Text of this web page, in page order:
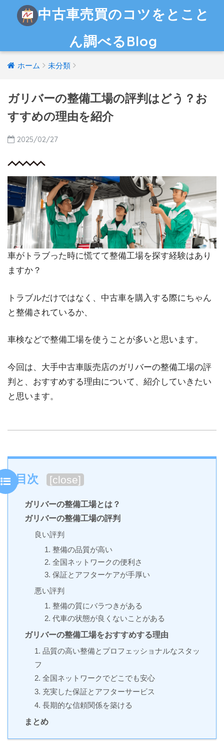
中古車売買のコツをとこと
ん調べるBlog
ホーム 未分類
ガリバーの整備工場の評判はどう？お
すすめの理由を紹介
2025/02/27
車がトラブった時に慌てて整備工場を探す経験はあり
ますか？
トラブルだけではなく、中古車を購入する際にちゃん
と整備されているか、
車検などで整備工場を使うことが多いと思います。
今回は、大手中古車販売店のガリバーの整備工場の評
判と、おすすめする理由について、紹介していきたい
と思います。
目次 [close]
ガリバーの整備工場とは？
ガリバーの整備工場の評判
良い評判
1. 整備の品質が高い
2. 全国ネットワークの便利さ
3. 保証とアフターケアが手厚い
悪い評判
1. 整備の質にバラつきがある
2. 代車の状態が良くないことがある
ガリバーの整備工場をおすすめする理由
1. 品質の高い整備とプロフェッショナルなスタッ
フ
2. 全国ネットワークでどこでも安心
3. 充実した保証とアフターサービス
4. 長期的な信頼関係を築ける
まとめ